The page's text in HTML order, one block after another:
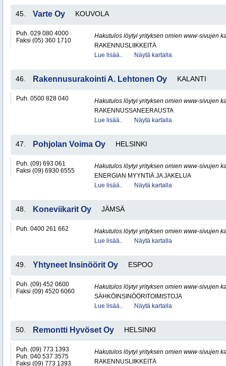
45. Varte Oy KOUVOLA
Puh. 029 080 4000
Faksi (05) 360 1710
Hakutulos löytyi yrityksen omien www-sivujen
RAKENNUSLIIKKEITÄ
Lue lisää..
Näytä kartalla
46. Rakennusurakointi A. Lehtonen Oy KALANTI
Puh. 0500 828 040
Hakutulos löytyi yrityksen omien www-sivujen
RAKENNUSSANEERAUSTA
Lue lisää..
Näytä kartalla
47. Pohjolan Voima Oy HELSINKI
Puh. (09) 693 061
Faksi (09) 6930 6555
Hakutulos löytyi yrityksen omien www-sivujen
ENERGIAN MYYNTIÄ JA JAKELUA
Lue lisää..
Näytä kartalla
48. Koneviikarit Oy JÄMSÄ
Puh. 0400 261 662
Hakutulos löytyi yrityksen omien www-sivujen
Lue lisää..
Näytä kartalla
49. Yhtyneet Insinöörit Oy ESPOO
Puh. (09) 452 0600
Faksi (09) 4520 6060
Hakutulos löytyi yrityksen omien www-sivujen
SÄHKÖINSINÖÖRITOIMISTOJA
Lue lisää..
Näytä kartalla
50. Remontti Hyvöset Oy HELSINKI
Puh. (09) 773 1393
Puh. 040 537 3575
Faksi (09) 773 1393
Hakutulos löytyi yrityksen omien www-sivujen
RAKENNUSLIIKKEITÄ